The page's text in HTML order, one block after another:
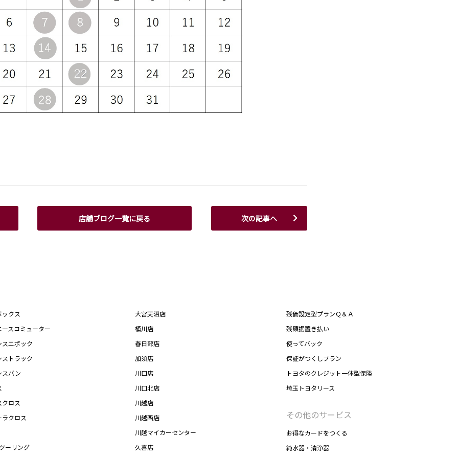
店舗ブログ一覧に戻る 次の記事へ
ックス
ースコミューター
スエポック
ストラック
スバン
クロス
ラクロス
ーリング
大宮天沼店
桶川店
春日部店
加須店
川口店
川口北店
川越店
川越西店
川越マイカーセンター
久喜店
残価設定型プランＱ＆Ａ
残額据置き払い
使ってバック
保証がつくしプラン
トヨタのクレジット一体型保険
埼玉トヨタリース
その他のサービス
お得なカードをつくる
純水器・清浄器